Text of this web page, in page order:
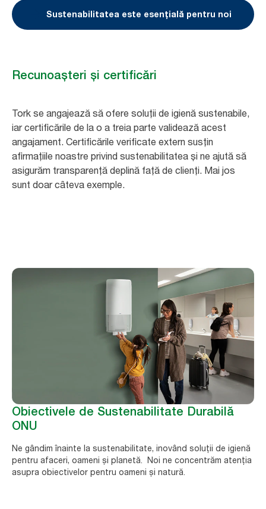
Sustenabilitatea este esențială pentru noi
Recunoașteri și certificări
Tork se angajează să ofere soluții de igienă sustenabile,
iar certificările de la o a treia parte validează acest
angajament. Certificările verificate extern susțin
afirmațiile noastre privind sustenabilitatea și ne ajută să
asigurăm transparență deplină față de clienți. Mai jos
sunt doar câteva exemple.
Obiectivele de Sustenabilitate Durabilă
ONU
Ne gândim înainte la sustenabilitate, inovând soluții de igienă
pentru afaceri, oameni și planetă. Noi ne concentrăm atenția
asupra obiectivelor pentru oameni și natură.